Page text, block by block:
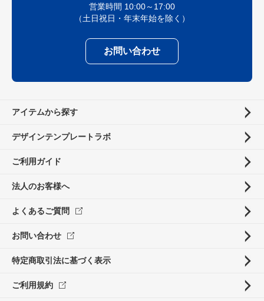
営業時間 10:00～17:00
（土日祝日・年末年始を除く）
お問い合わせ
アイテムから探す
デザインテンプレートラボ
ご利用ガイド
法人のお客様へ
よくあるご質問
お問い合わせ
特定商取引法に基づく表示
ご利用規約